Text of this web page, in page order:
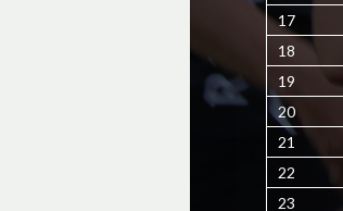
17
18
19
20
21
22
23